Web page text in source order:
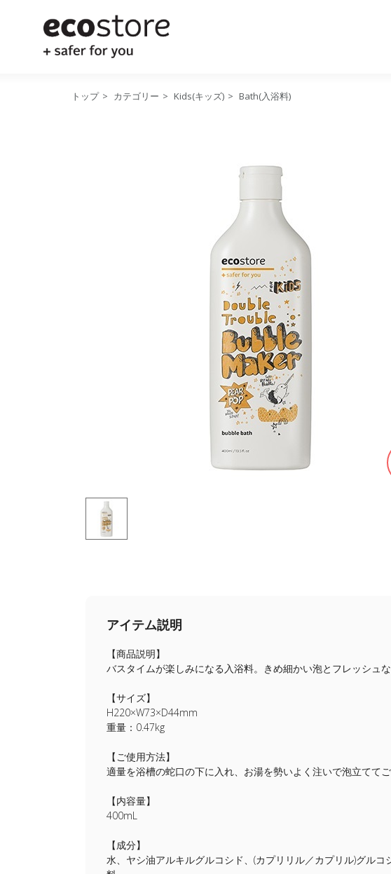
トップ > カテゴリー > Kids(キッズ) > Bath(入浴料)
アイテム説明
【商品説明】
バスタイムが楽しみになる入浴料。きめ細かい泡とフレッシュ
【サイズ】
H220×W73×D44mm
重量：0.47kg
【ご使用方法】
適量を浴槽の蛇口の下に入れ、お湯を勢いよく注いで泡立ててご
【内容量】
400mL
【成分】
水、ヤシ油アルキルグルコシド、(カプリリル／カプリル)グル